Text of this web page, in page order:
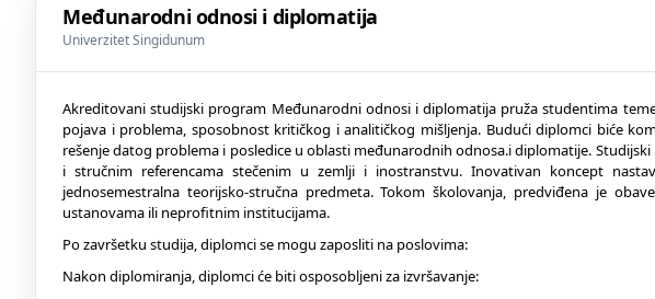
Međunarodni odnosi i diplomatija
Univerzitet Singidunum
Akreditovani studijski program Međunarodni odnosi i diplomatija pruža studentima
pojava i problema, sposobnost kritičkog i analitičkog mišljenja. Budući diplomci biće
rešenje datog problema i posledice u oblasti međunarodnih odnosa.i diplomatije.
i stručnim referencama stečenim u zemlji i inostranstvu. Inovativan koncept
jednosemestralna teorijsko-stručna predmeta. Tokom školovanja, predviđena je
ustanovama ili neprofitnim institucijama.
Po završetku studija, diplomci se mogu zaposliti na poslovima:
Nakon diplomiranja, diplomci će biti osposobljeni za izvršavanje: